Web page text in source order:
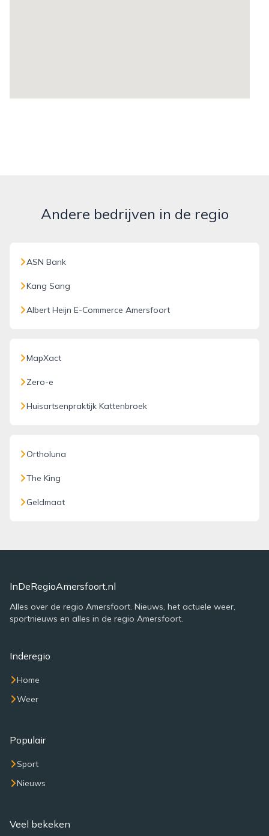
Andere bedrijven in de regio
ASN Bank
Kang Sang
Albert Heijn E-Commerce Amersfoort
MapXact
Zero-e
Huisartsenpraktijk Kattenbroek
Ortholuna
The King
Geldmaat
InDeRegioAmersfoort.nl
Alles over de regio Amersfoort. Nieuws, het actuele weer,
sportnieuws en alles in de regio Amersfoort.
Inderegio
Home
Weer
Populair
Sport
Nieuws
Veel bekeken